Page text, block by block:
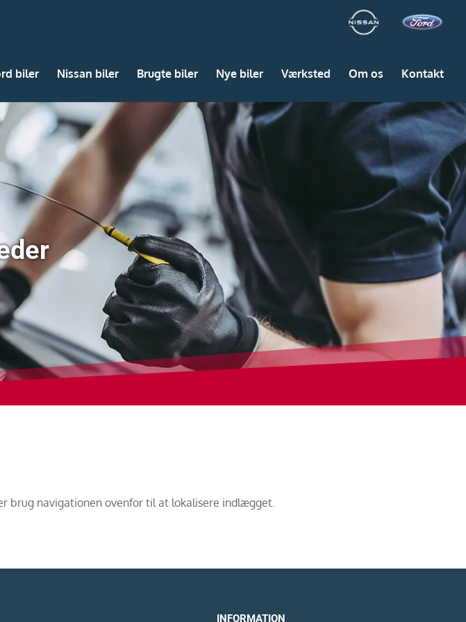
biler Nissan biler Brugte biler Nye biler Værksted Om os Kontakt
brug navigationen ovenfor til at lokalisere indlægget.
INFORMATION